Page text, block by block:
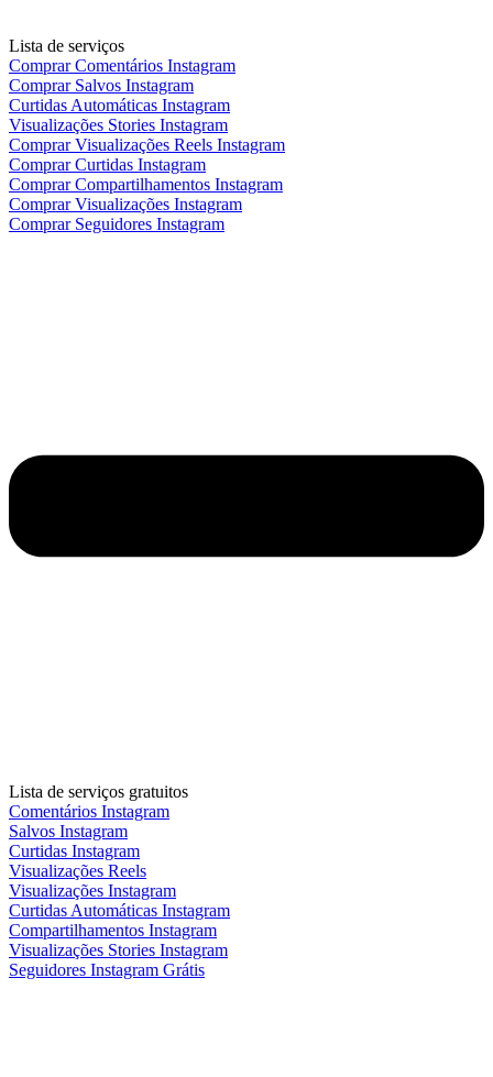
Lista de serviços
Comprar Comentários Instagram
Comprar Salvos Instagram
Curtidas Automáticas Instagram
Visualizações Stories Instagram
Comprar Visualizações Reels Instagram
Comprar Curtidas Instagram
Comprar Compartilhamentos Instagram
Comprar Visualizações Instagram
Comprar Seguidores Instagram
Lista de serviços gratuitos
Comentários Instagram
Salvos Instagram
Curtidas Instagram
Visualizações Reels
Visualizações Instagram
Curtidas Automáticas Instagram
Compartilhamentos Instagram
Visualizações Stories Instagram
Seguidores Instagram Grátis